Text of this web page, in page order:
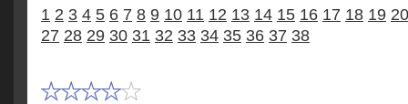
1 2 3 4 5 6 7 8 9 10 11 12 13 14 15 16 17 18 19 20
27 28 29 30 31 32 33 34 35 36 37 38